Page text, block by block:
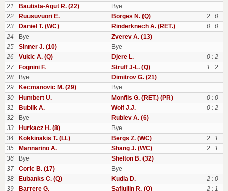
21
Bautista-Agut R. (22)
Bye
22
Ruusuvuori E. Borges N. (Q)
2 : 0
23
Daniel T. (WC) Rinderknech A. (RET.)
0 : 0
24
Bye
Zverev A. (13)
25
Sinner J. (10)
Bye
26
Vukic A. (Q) Djere L.
0 : 2
27
Fognini F. Struff J-L. (Q)
1 : 2
28
Bye
Dimitrov G. (21)
29
Kecmanovic M. (29)
Bye
30
Humbert U. Monfils G. (RET.) (PR)
0 : 0
31
Bublik A. Wolf J.J.
0 : 2
32
Bye
Rublev A. (6)
33
Hurkacz H. (8)
Bye
34
Kokkinakis T. (LL) Bergs Z. (WC)
2 : 1
35
Mannarino A. Shang J. (WC)
2 : 1
36
Bye
Shelton B. (32)
37
Coric B. (17)
Bye
38
Eubanks C. (Q) Kudla D.
2 : 0
39
Barrere G. Safiullin R. (Q) 2 : 1